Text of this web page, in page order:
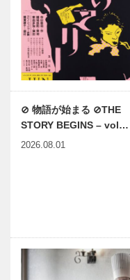
⊘ 物語が始まる ⊘THE
STORY BEGINS – vol…
2026.08.01